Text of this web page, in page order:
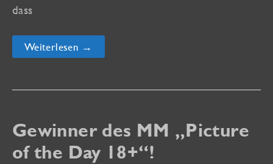
dass
Akt-
Galerie
Bildern
Weiterlesen →
Gewinner des MM „Picture
of the Day 18+“!